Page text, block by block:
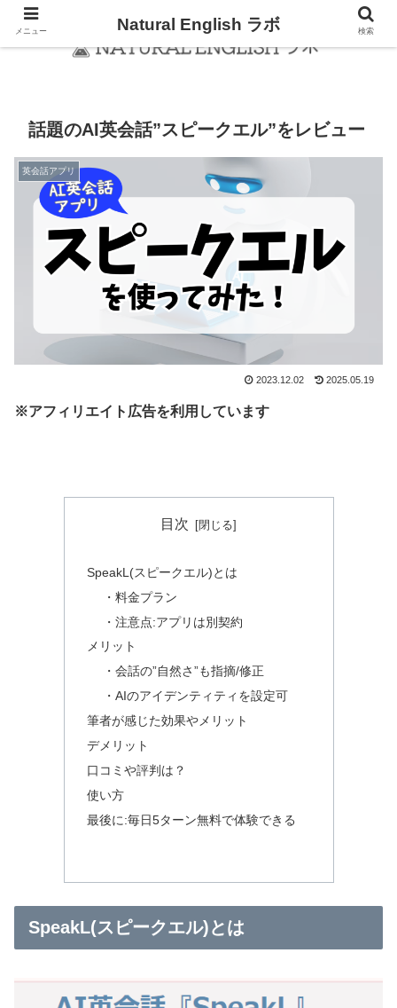
話題のAI英会話”スピークエル”をレビュー
英会話アプリ
2023.12.02 2025.05.19
※アフィリエイト広告を利用しています
目次
SpeakL(スピークエル)とは
・料金プラン
・注意点:アプリは別契約
メリット
・会話の”自然さ”も指摘/修正
・AIのアイデンティティを設定可
筆者が感じた効果やメリット
デメリット
口コミや評判は？
使い方
最後に:毎日5ターン無料で体験できる
SpeakL(スピークエル)とは
メニュー Natural English ラボ 検索